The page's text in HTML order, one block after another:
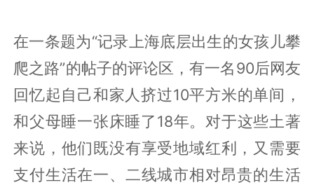
在一条题为“记录上海底层出生的女孩儿攀
爬之路”的帖子的评论区，有一名90后网友
回忆起自己和家人挤过10平方米的单间，
和父母睡一张床睡了18年。对于这些土著
来说，他们既没有享受地域红利，又需要
支付生活在一、二线城市相对昂贵的生活